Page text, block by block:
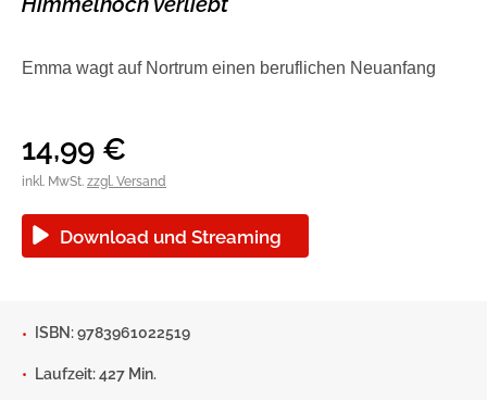
Emma wagt auf Nortrum einen beruflichen Neuanfang
14,99 €
inkl. MwSt. zzgl. Versand
Download und Streaming
ISBN: 9783961022519
Laufzeit: 427 Min.